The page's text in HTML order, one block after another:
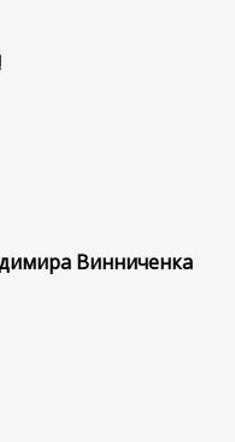
Винниченка